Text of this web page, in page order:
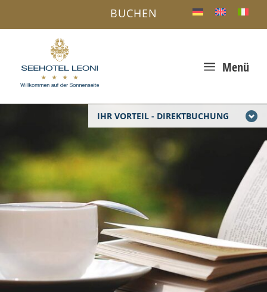
IHR VORTEIL - DIREKTBUCHUNG
a Menü
BUCHEN